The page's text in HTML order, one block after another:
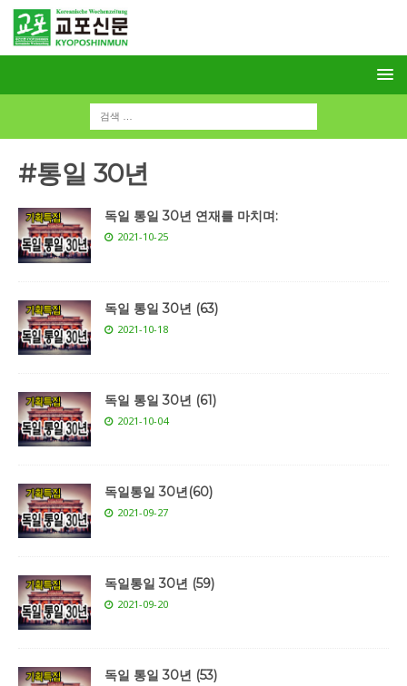
#통일 30년
독일 통일 30년 연재를 마치며:
2021-10-25
독일 통일 30년 (63)
2021-10-18
독일 통일 30년 (61)
2021-10-04
독일통일 30년(60)
2021-09-27
독일통일 30년 (59)
2021-09-20
독일 통일 30년 (53)